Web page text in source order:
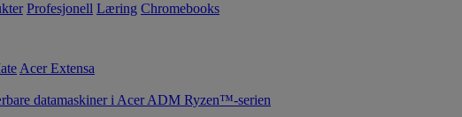
Profesjonell Læring Chromebooks
Acer Extensa
datamaskiner i Acer ADM Ryzen™-serien